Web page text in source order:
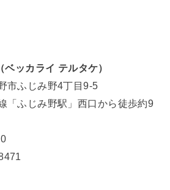
ッカライ テルタケ）
市ふじみ野4丁目9-5
「ふじみ野駅」西口から徒歩約9